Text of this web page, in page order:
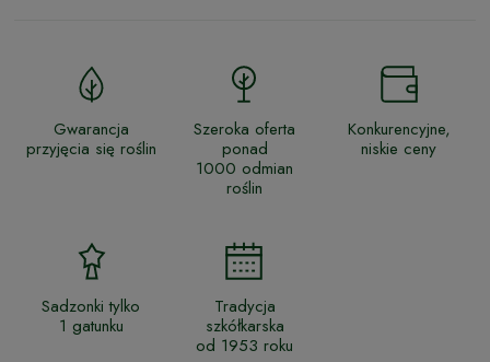
Gwarancja
przyjęcia się roślin
Szeroka oferta
ponad
1000 odmian
roślin
Konkurencyjne,
niskie ceny
Sadzonki tylko
1 gatunku
Tradycja
szkółkarska
od 1953 roku